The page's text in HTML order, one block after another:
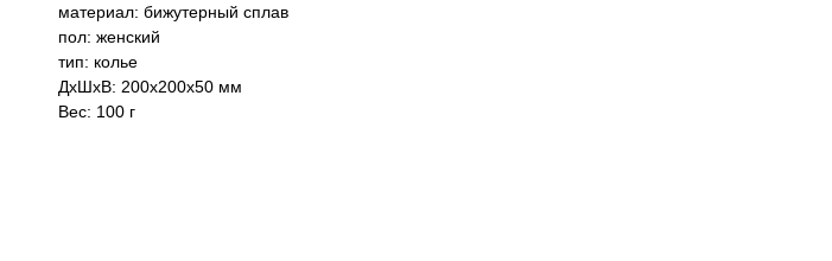
материал: бижутерный сплав
пол: женский
тип: колье
ДxШxВ: 200x200x50 мм
Вес: 100 г